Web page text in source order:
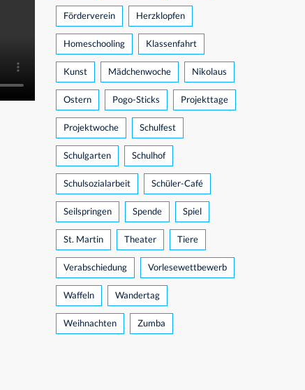
Förderverein Herzklopfen
Homeschooling Klassenfahrt
Kunst Mädchenwoche Nikolaus
Ostern Pogo-Sticks Projekttage
Projektwoche Schulfest
Schulgarten Schulhof
Schulsozialarbeit Schüler-Café
Seilspringen Spende Spiel
St. Martin Theater Tiere
Verabschiedung Vorlesewettbewerb
Waffeln Wandertag
Weihnachten Zumba